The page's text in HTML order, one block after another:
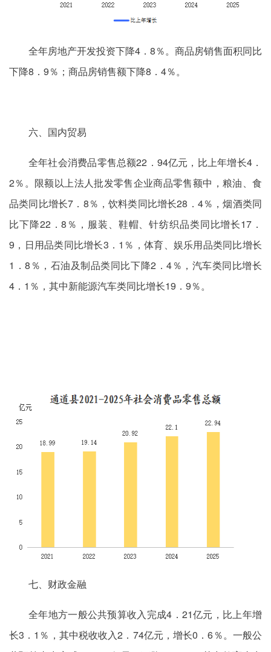
全年房地产开发投资下降4．8％。商品房销售面积同比
下降8．9％；商品房销售额下降8．4％。
六、国内贸易
全年社会消费品零售总额22．94亿元，比上年增长4．
2％。限额以上法人批发零售企业商品零售额中，粮油、食
品类同比增长7．8％，饮料类同比增长28．4％，烟酒类同
比下降22．8％，服装、鞋帽、针纺织品类同比增长17．
9，日用品类同比增长3．1％，体育、娱乐用品类同比增长
1．8％，石油及制品类同比下降2．4％，汽车类同比增长
4．1％，其中新能源汽车类同比增长19．9％。
七、财政金融
全年地方一般公共预算收入完成4．21亿元，比上年增
长3．1％，其中税收收入2．74亿元，增长0．6％。一般公